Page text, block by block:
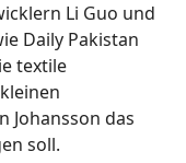
Li Guo und
Daily Pakistan
textile
Johansson das
soll.